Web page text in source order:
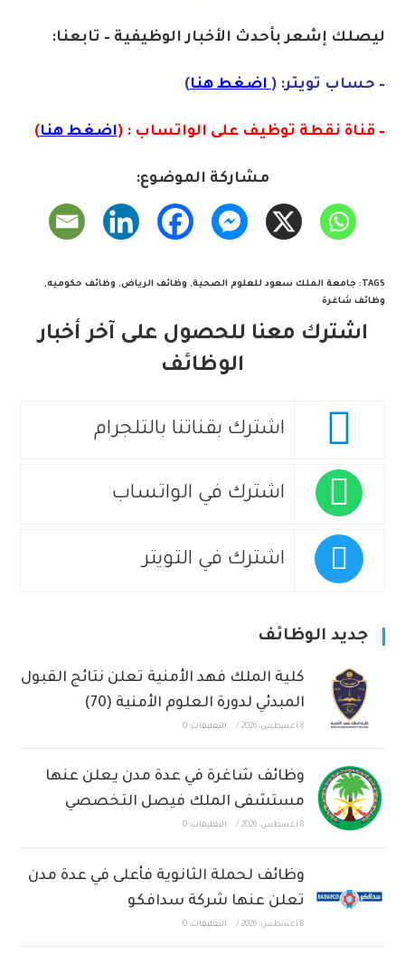
ليصلك إشعربأحدث الأخبار الوظيفية – تابعنا:
– حساب تويتر: ( اضغط هنا)
– قناة نقطة توظيف على الواتساب : (اضغط هنا)
مشاركة الموضوع:
TAGS
:جامعة الملك سعود للعلوم الصحية, وظائف الرياض, وظائف حكوميه,
وظائف شاغرة
اشترك معنا للحصول على آخر أخبار
الوظائف
اشترك بقناتنا بالتلجرام
اشترك في الواتساب
اشترك في التويتر
جديد الوظائف
كلية الملك فهد الأمنية تعلن نتائج القبول
المبدئي لدورة العلوم الأمنية (70)
8 أغسطس، 2026 / التعليقات: 0
وظائف شاغرة في عدة مدن يعلن عنها
مستشفى الملك فيصل التخصصي
8 أغسطس، 2026 / التعليقات: 0
وظائف لحملة الثانوية فأعلى في عدة مدن
تعلن عنها شركة سدافكو
8 أغسطس، 2026 / التعليقات: 0